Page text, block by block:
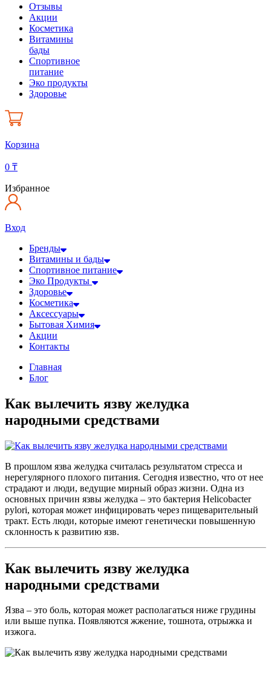
Отзывы
Акции
Косметика
Витамины
бады
Спортивное
питание
Эко продукты
Здоровье
Корзина
0 ₸
Избранное
Вход
Бренды
Витамины и бады
Спортивное питание
Эко Продукты
Здоровье
Косметика
Аксессуары
Бытовая Химия
Акции
Контакты
Главная
Блог
Как вылечить язву желудка
народными средствами
В прошлом язва желудка считалась результатом стресса и
нерегулярного плохого питания. Сегодня известно, что от нее
страдают и люди, ведущие мирный образ жизни. Одна из
основных причин язвы желудка – это бактерия Helicobacter
pylori, которая может инфицировать через пищеварительный
тракт. Есть люди, которые имеют генетически повышенную
склонность к развитию язв.
Как вылечить язву желудка
народными средствами
Язва – это боль, которая может располагаться ниже грудины
или выше пупка. Появляются жжение, тошнота, отрыжка и
изжога.